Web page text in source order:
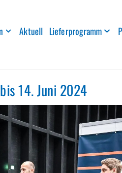
Aktuell Lieferprogramm
14. Juni 2024